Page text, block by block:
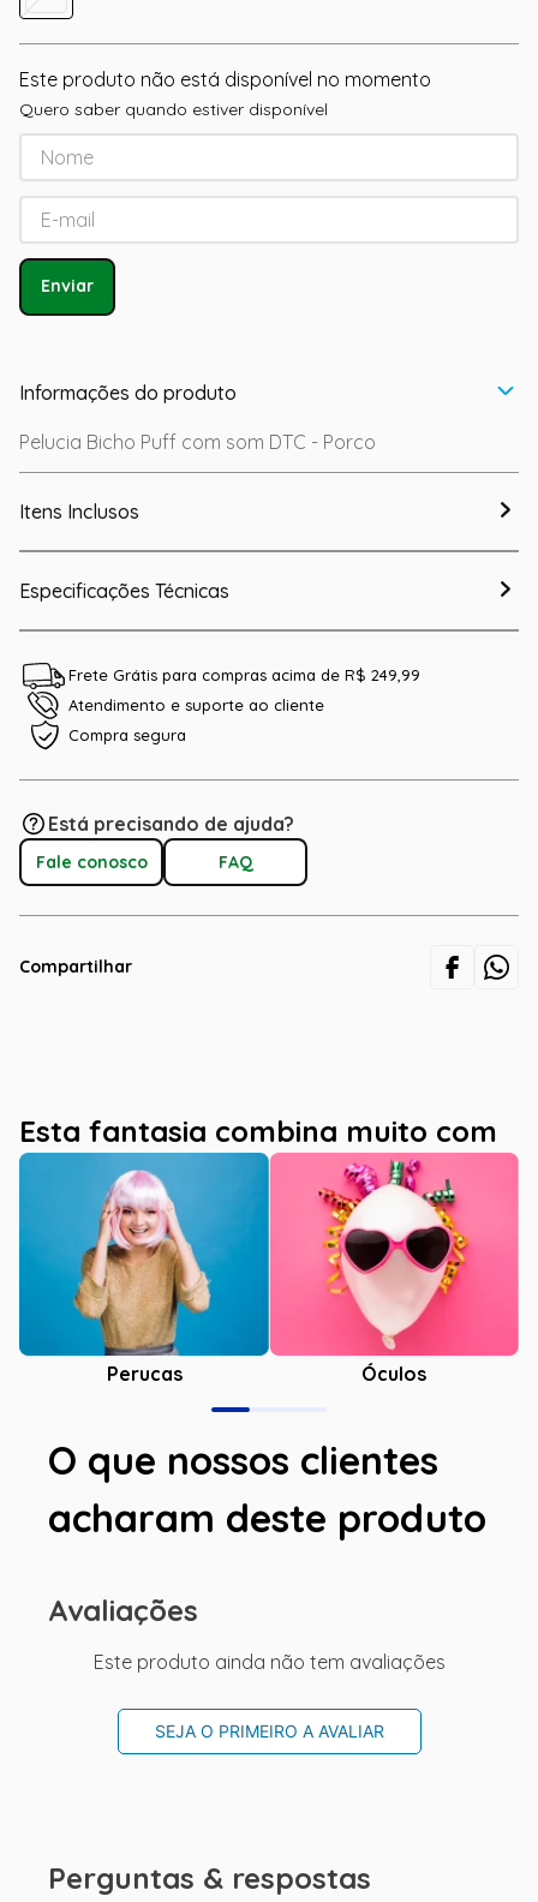
Este produto não está disponível no momento
Quero saber quando estiver disponível
Enviar
Informações do produto
Pelucia Bicho Puff com som DTC - Porco
Itens Inclusos
Especificações Técnicas
Frete Grátis para compras acima de R$ 249,99
Atendimento e suporte ao cliente
Compra segura
Está precisando de ajuda?
Fale conosco FAQ
Compartilhar
Esta fantasia combina muito com
Perucas Óculos
O que nossos clientes
acharam deste produto
Avaliações
Este produto ainda não tem avaliações
SEJA O PRIMEIRO A AVALIAR
Perguntas & respostas